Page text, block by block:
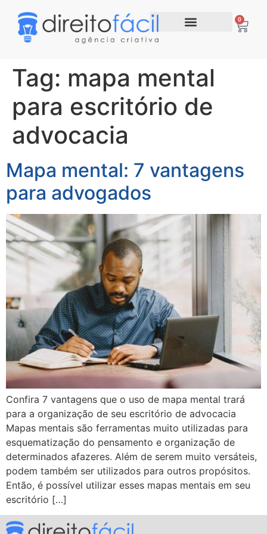
0
Tag: mapa mental
para escritório de
advocacia
Mapa mental: 7 vantagens
para advogados
Confira 7 vantagens que o uso de mapa mental trará
para a organização de seu escritório de advocacia
Mapas mentais são ferramentas muito utilizadas para
esquematização do pensamento e organização de
determinados afazeres. Além de serem muito versáteis,
podem também ser utilizados para outros propósitos.
Então, é possível utilizar esses mapas mentais em seu
escritório […]